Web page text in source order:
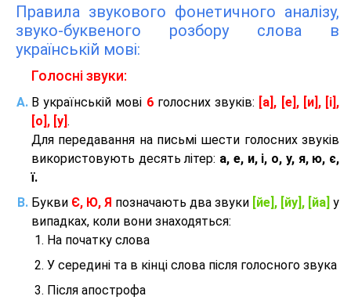
Правила звукового фонетичного аналізу,
звуко-буквеного розбору слова в
українській мові:
Голосні звуки:
В українській мові 6голосних звуків:
[а], [е], [и], [і],
[о], [у] .
Для передавання на письмі шести голосних звуків
використовують десять літер: а, е, и, і, о, у, я, ю, є,
ї.
Букви Є, Ю, Я позначають два звуки [йе], [йу], [йа] у
випадках, коли вони знаходяться:
На початку слова
У середині та в кінці слова після голосного звука
Після апострофа